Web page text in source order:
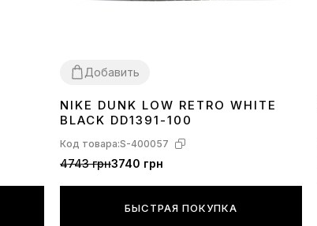
Добавить
3637 383940 414243 4445
NIKE DUNK LOW RETRO WHITE
BLACK DD1391-100
Код товара:S-400057
4743 грн3740 грн
БЫСТРАЯ ПОКУПКА